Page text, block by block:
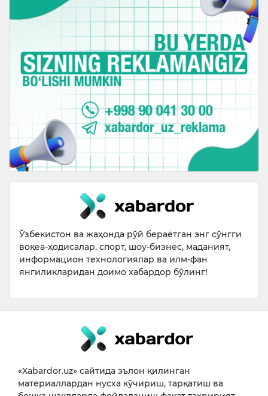
Ўзбекистон ва жаҳонда рўй бераётган энг сўнгги
воқеа-ҳодисалар, спорт, шоу-бизнес, маданият,
информацион технологиялар ва илм-фан
янгиликларидан доимо хабардор бўлинг!
«Xabardor.uz» сайтида эълон қилинган
материаллардан нусха кўчириш, тарқатиш ва